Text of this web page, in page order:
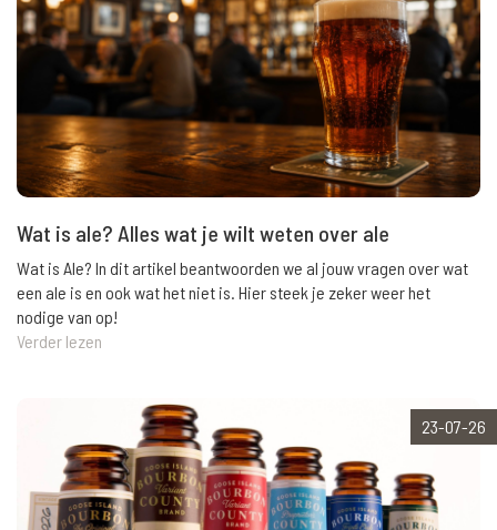
Wat is ale? Alles wat je wilt weten over ale
Wat is Ale? In dit artikel beantwoorden we al jouw vragen over wat
een ale is en ook wat het niet is. Hier steek je zeker weer het
nodige van op!
Verder lezen
23-07-26